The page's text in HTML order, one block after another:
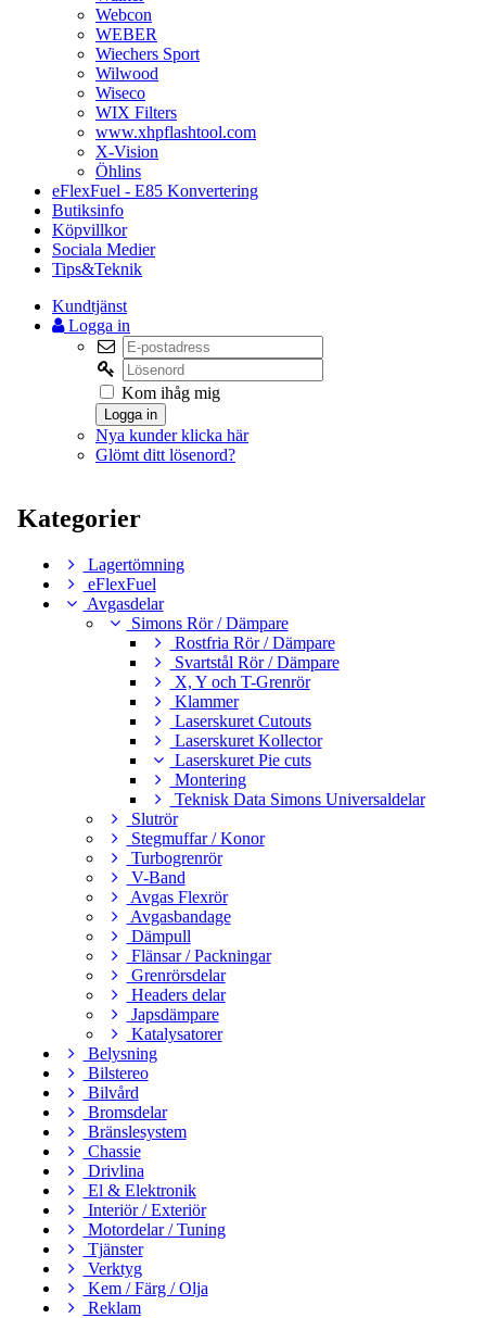
Webcon
WEBER
Wiechers Sport
Wilwood
Wiseco
WIX Filters
www.xhpflashtool.com
X-Vision
Öhlins
eFlexFuel - E85 Konvertering
Butiksinfo
Köpvillkor
Sociala Medier
Tips&Teknik
Kundtjänst
Logga in
Kom ihåg mig
Logga in
Nya kunder klicka här
Glömt ditt lösenord?
Kategorier
Lagertömning
eFlexFuel
Avgasdelar
Simons Rör / Dämpare
Rostfria Rör / Dämpare
Svartstål Rör / Dämpare
X, Y och T-Grenrör
Klammer
Laserskuret Cutouts
Laserskuret Kollector
Laserskuret Pie cuts
Montering
Teknisk Data Simons Universaldelar
Slutrör
Stegmuffar / Konor
Turbogrenrör
V-Band
Avgas Flexrör
Avgasbandage
Dämpull
Flänsar / Packningar
Grenrörsdelar
Headers delar
Japsdämpare
Katalysatorer
Belysning
Bilstereo
Bilvård
Bromsdelar
Bränslesystem
Chassie
Drivlina
El & Elektronik
Interiör / Exteriör
Motordelar / Tuning
Tjänster
Verktyg
Kem / Färg / Olja
Reklam